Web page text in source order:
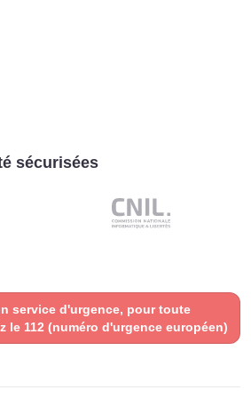
sécurisées
service d'urgence, pour toute
le 112 (numéro d'urgence européen)